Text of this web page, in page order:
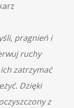
pragnień i
ruchy
zatrzymać
Dzięki
z